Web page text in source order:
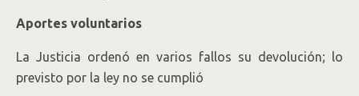
Aportes voluntarios
La Justicia ordenó en varios fallos su devolución; lo
previsto por la ley no se cumplió